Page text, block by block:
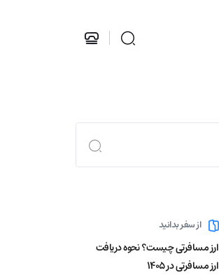
از سفر بدانید
ارز مسافرتی چیست؟ نحوه دریافت
ارز مسافرتی در 1405